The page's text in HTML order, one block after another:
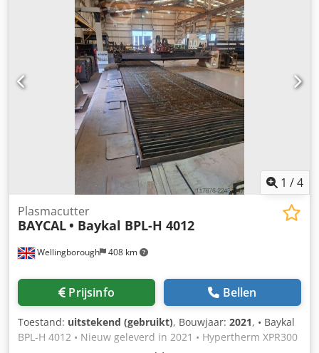
1 /4
Wellingborough 408 km
Plasmacutter
BAYCAL • Baykal BPL-H 4012
Prijsinfo Bellen
Toestand: uitstekend (gebruikt), Bouwjaar: 2021, • Baykal
BPL-H 4012 • Nieuw geleverd in 2021 • Hypertherm XPR300